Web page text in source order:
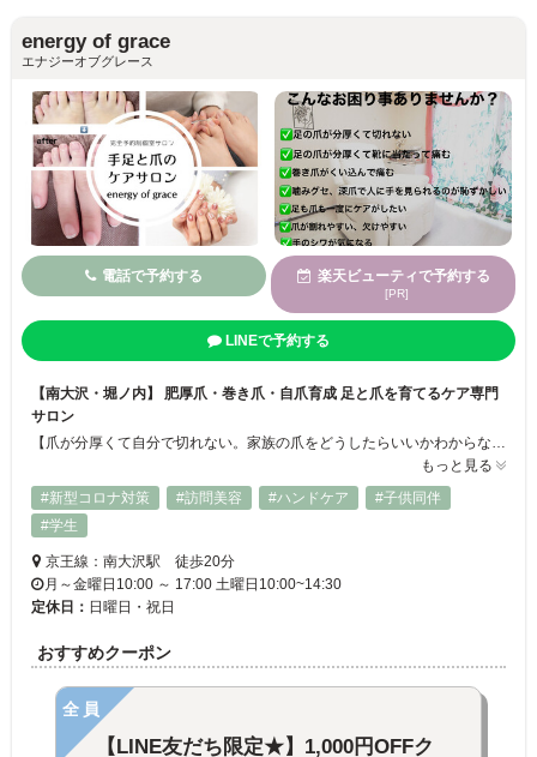
energy of grace
エナジーオブグレース
電話で予約する 楽天ビューティで予約する
[PR]
LINEで予約する
【南大沢・堀ノ内】 肥厚爪・巻き爪・自爪育成 足と爪を育てるケア専門
サロン
【爪が分厚くて自分で切れない。家族の爪をどうしたらいいかわからない】 そんなご相談で来店される方が増えています。 手足の爪の健康は毎日の生活に影響します。爪を噛む癖がある、深爪でコンプレックス、爪が薄く割れやすい、巻き爪や変形爪が気になる等。ケアネイリストが様々なトラブルを継続ケアで健康的な爪へ導きます。
もっと見る
#新型コロナ対策
#訪問美容 #ハンドケア
#子供同伴
#学生
京王線：南大沢駅 徒歩20分
月～金曜日10:00 ～ 17:00 土曜日10:00~14:30
定休日： 日曜日・祝日
おすすめクーポン
全員
【LINE友だち限定★】1,000円OFFク